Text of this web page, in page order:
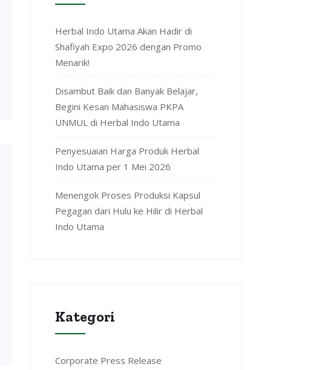
Herbal Indo Utama Akan Hadir di
Shafiyah Expo 2026 dengan Promo
Menarik!
Disambut Baik dan Banyak Belajar,
Begini Kesan Mahasiswa PKPA
UNMUL di Herbal Indo Utama
Penyesuaian Harga Produk Herbal
Indo Utama per 1 Mei 2026
Menengok Proses Produksi Kapsul
Pegagan dari Hulu ke Hilir di Herbal
Indo Utama
Kategori
Corporate Press Release